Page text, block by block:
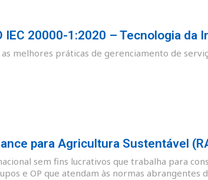
IEC 20000-1:2020 – Tecnologia
melhores práticas de gerenciamento de
para Agricultura Sustentável
sem fins lucrativos que trabalha para
e OP que atendam às normas abrangentes